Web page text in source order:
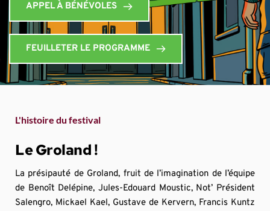
APPEL À BÉNÉVOLES
FEUILLETER LE PROGRAMME
L'histoire du festival
Le Groland !
La présipauté de Groland, fruit de l’imagination de l’équipe
de Benoît Delépine, Jules-Edouard Moustic, Not’ Président
Salengro, Mickael Kael, Gustave de Kervern, Francis Kuntz